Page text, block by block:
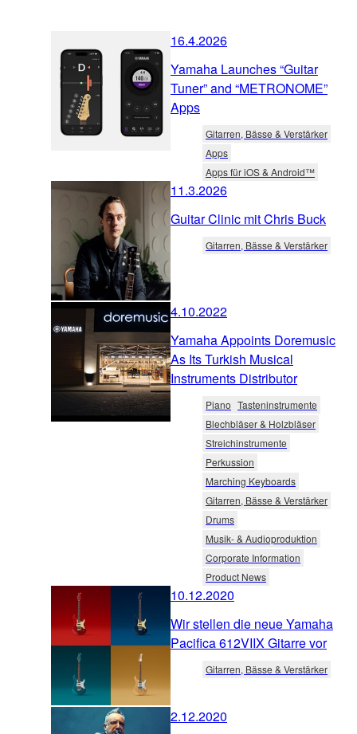
16.4.2026
Yamaha Launches “Guitar
Tuner” and “METRONOME”
Apps
Gitarren, Bässe & Verstärker
Apps
Apps für iOS & Android™
11.3.2026
Guitar Clinic mit Chris Buck
Gitarren, Bässe & Verstärker
4.10.2022
Yamaha Appoints Doremusic
As Its Turkish Musical
Instruments Distributor
Piano Tasteninstrumente
Blechbläser & Holzbläser
Streichinstrumente
Perkussion
Marching Keyboards
Gitarren, Bässe & Verstärker
Drums
Musik- & Audioproduktion
Corporate Information
Product News
10.12.2020
Wir stellen die neue Yamaha
Pacifica 612VIIX Gitarre vor
Gitarren, Bässe & Verstärker
2.12.2020